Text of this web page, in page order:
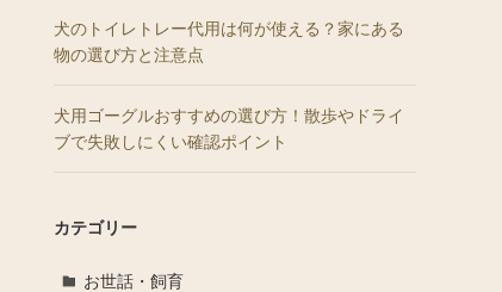
犬のトイレトレー代用は何が使える？家にある
物の選び方と注意点
犬用ゴーグルおすすめの選び方！散歩やドライ
ブで失敗しにくい確認ポイント
カテゴリー
お世話・飼育